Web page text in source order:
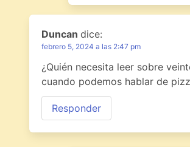
Duncan dice:
febrero 5, 2024 a las 2:47 pm
¿Quién necesita leer sobre
cuando podemos hablar de
Responder